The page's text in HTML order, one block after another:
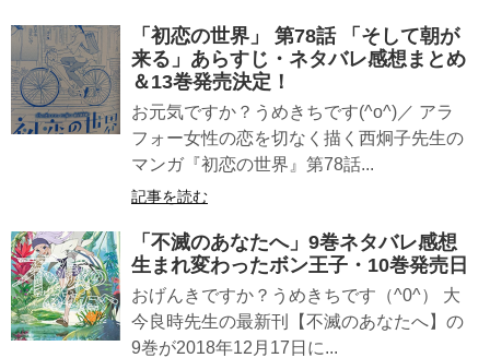
「初恋の世界」 第78話 「そして朝が
来る」あらすじ・ネタバレ感想まとめ
＆13巻発売決定！
お元気ですか？うめきちです(^o^)／ アラ
フォー女性の恋を切なく描く西炯子先生の
マンガ『初恋の世界』第78話...
記事を読む
「不滅のあなたへ」9巻ネタバレ感想
生まれ変わったボン王子・10巻発売日
おげんきですか？うめきちです（^0^） 大
今良時先生の最新刊【不滅のあなたへ】の
9巻が2018年12月17日に...